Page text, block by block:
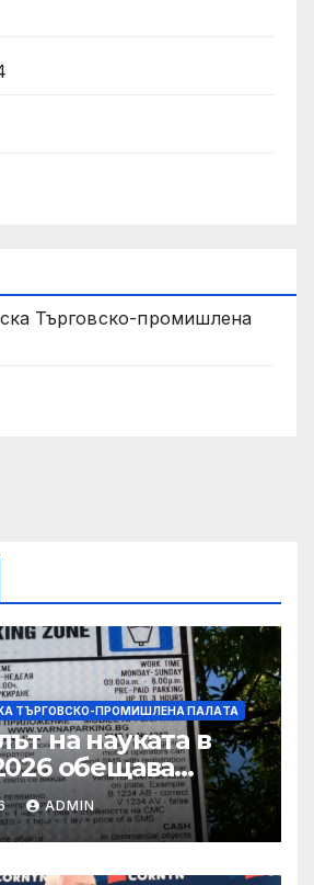
Търговско-промишлена
ТЪРГОВСКО-ПРОМИШЛЕНА ПАЛAТА
на науката в
обещава
научно-
иновации
ADMIN